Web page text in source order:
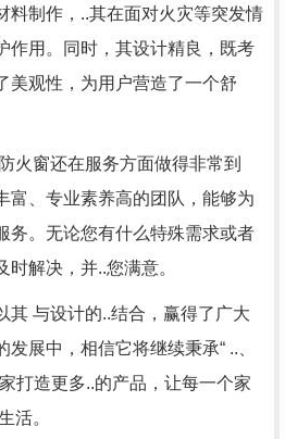
料制作，..其在面对火灾等突发情
作用。同时，其设计精良，既考
美观性，为用户营造了一个舒
火窗还在服务方面做得非常到
富、专业素养高的团队，能够为
务。无论您有什么特殊需求或者
解决，并..您满意。
其 与设计的..结合，赢得了广大
展中，相信它将继续秉承“ ..、
打造更多..的产品，让每一个家
活。